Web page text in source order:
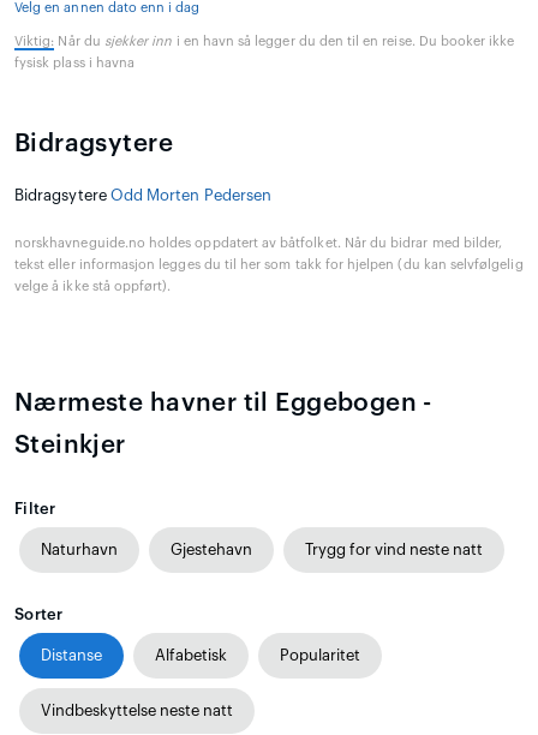
Velg en annen dato enn i dag
Viktig: Når du sjekker inn i en havn så legger du den til en reise. Du booker ikke
fysisk plass i havna
Bidragsytere
Bidragsytere Odd Morten Pedersen
norskhavneguide.no holdes oppdatert av båtfolket. Når du bidrar med bilder,
tekst eller informasjon legges du til her som takk for hjelpen (du kan selvfølgelig
velge å ikke stå oppført).
Nærmeste havner til Eggebogen -
Steinkjer
Filter
Naturhavn Gjestehavn Trygg for vind neste natt
Sorter
Distanse Alfabetisk Popularitet
Vindbeskyttelse neste natt